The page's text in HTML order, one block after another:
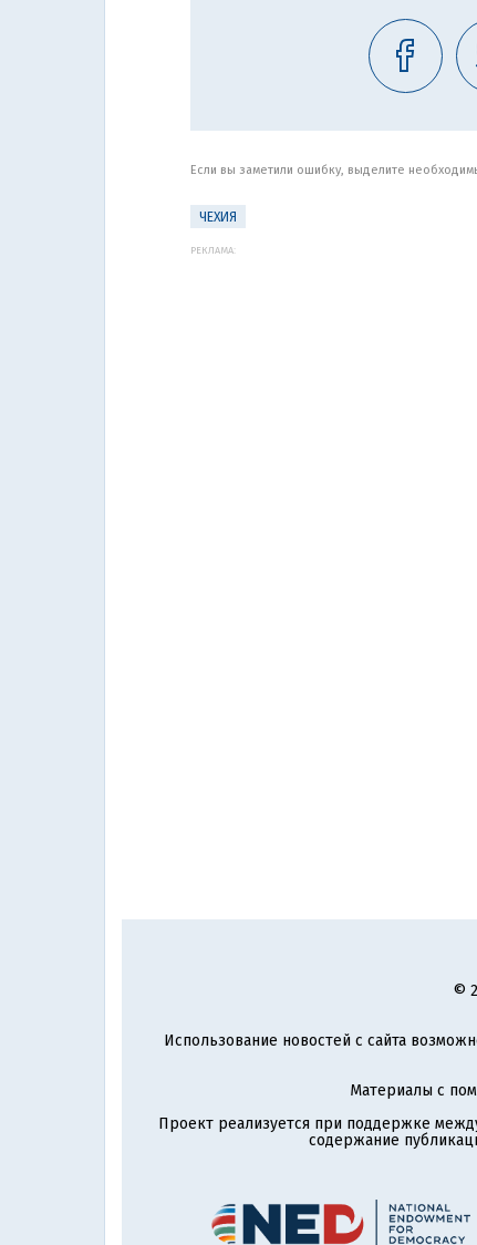
Если вы заметили ошибку, выделите
ЧЕХИЯ
РЕКЛАМА:
©
Использование новостей с сайта
Материалы с
Проект реализуется при поддержке
содержание